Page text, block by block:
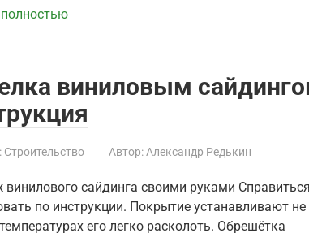
виниловым
Строительство Автор: Александр Редькин
сайдинга своими руками
по инструкции. Покрытие устанавливают
его легко расколоть. Обрешётка